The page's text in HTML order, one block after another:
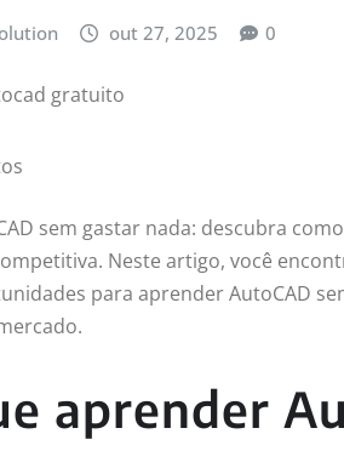
out 27, 2025 0
sem gastar nada: descubra
Neste artigo, você
para aprender AutoCAD
aprender